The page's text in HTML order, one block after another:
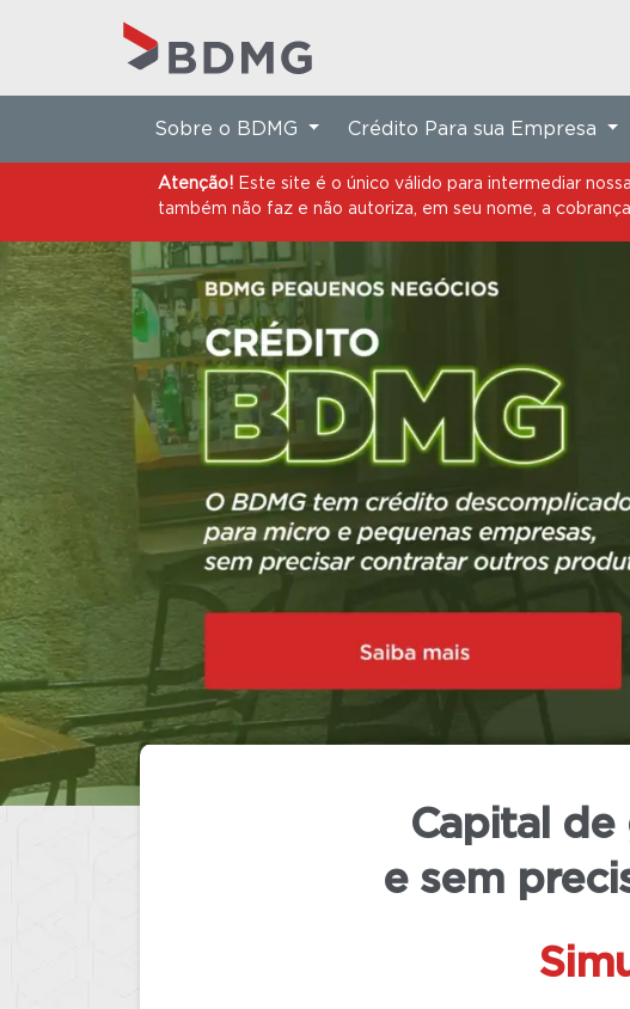
também não faz e não autoriza, em seu nome, a
COMUNICADO
Informamos que,no período que antecede
com a legislação vigente, o BDMG
conteúdos relacionados aos produtos e
Adicionalmente, os conteúdos relativos
continuarão disponíveis normalmente até
(TRE) oficialize o término das eleições.
Sobre o BDMG Crédito Para sua Empresa
Atenção! Este site é o único válido para intermediar
também não faz e não autoriza, em seu nome, a
Capital
e sem